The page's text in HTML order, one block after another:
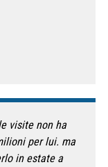
visite non ha
per lui. ma
in estate a